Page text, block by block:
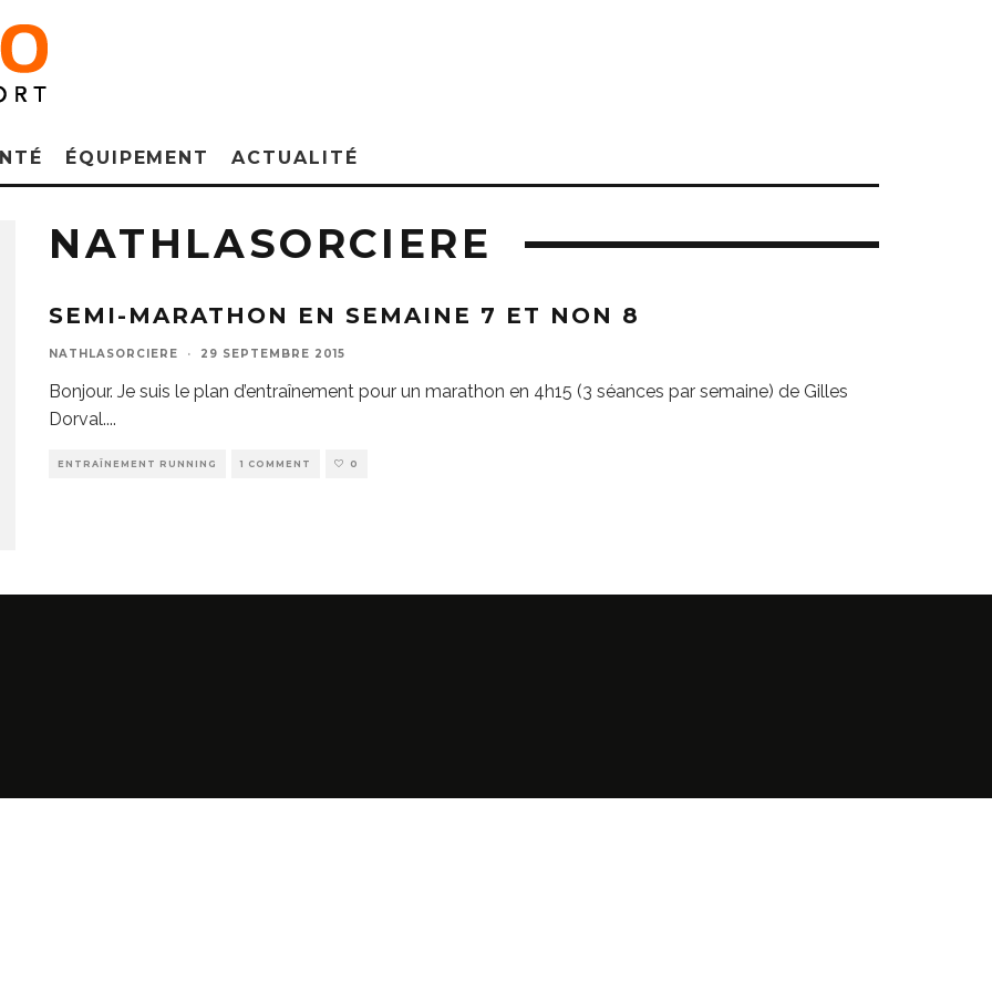
ÉQUIPEMENT ACTUALITÉ
NATHLASORCIERE
SEMI-MARATHON EN SEMAINE 7 ET NON 8
NATHLASORCIERE · 29 SEPTEMBRE 2015
Bonjour. Je suis le plan d’entraînement pour un marathon en 4h15 (3 séances par semaine) de Gilles
Dorval....
ENTRAÎNEMENT RUNNING 1 COMMENT 0